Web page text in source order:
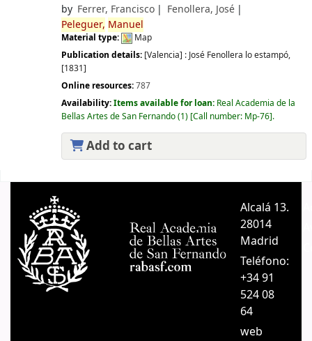
by Ferrer, Francisco
Fenollera, José
Peleguer, Manuel
Material type:
Map
Publication details: [Valencia] : José Fenollera lo estampó,
[1831]
Online resources:787
Availability:Items available for loan: Real Academia de la
Bellas Artes de San Fernando(1) Call number: Mp-76 .
Add to cart
Alcalá 13.
28014
Madrid
Teléfono:
+34 91
524 08
64
web